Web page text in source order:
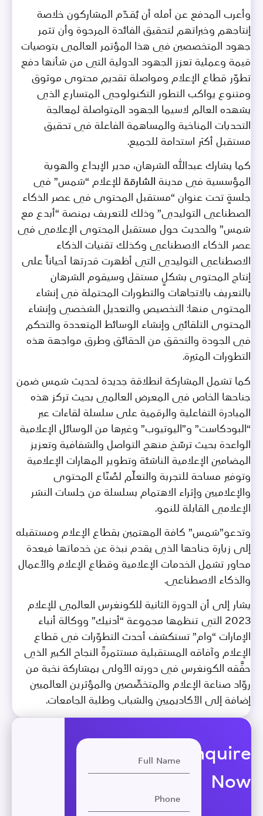
وأعرب المدفع عن أمله أن يُقـدّم المشاركون خلاصة
إنتاجهم وخبراتهم لتحقيق الفائدة المرجوة وأن تثمر
جهود المتخصصين في هذا المؤتمر العالمي بتوصيات
قيمة وعملية تعزز الجهود الدولية التي من شأنها دفع
تطوّر قطاع الإعلام ومواصلة تقديم محتوى موثوق
ومتنوع يواكب التطور التكنولوجي المتسارع الذي
يشهده العالم لاسيما الجهود المتواصلة لمعالجة
التحديات المناخية والمساهمة الفاعلة في تحقيق
مستقبل أكثر استدامة للجميع.
كما يشارك عبدالله الشرهان، مدير الإبداع والهوية
المؤسسية في مدينة الشارقة للإعلام “شمس” في
جلسةٍ تحت عنوان “مستقبل المحتوى في عصر الذكاء
الصطناعي التوليدي” وذلك للتعريف بمنصة “أبدع مع
شمس” والحديث حول مستقبل المحتوى الإعلامي في
عصر الذكاء الاصطناعي وكذلك تقنيات الذكاء
الاصطناعي التوليدي التي أظهرت قدرتها أحياناً على
إنتاج المحتوى بشكلٍ مستقل وسيقوم الشرهان
بالتعريف بالاتجاهات والتطورات المحتملة في إنشاء
المحتوى منها: التخصيص والتعديل الشخصي وإنشاء
المحتوى التلقائي وإنشاء الوسائط المتعددة والتحكم
في الجودة والتحقق من الحقائق وطرق مواجهة هذه
التطورات المثيرة.
كما تشمل المشاركة انطلاقة جديدة لحديث شمس ضمن
جناحها الخاص في المعرض العالمي بحيث تركز هذه
المبادرة التفاعلية والرقمية على سلسلة لقاءات عبر
“البودكاست” و”اليوتيوب” وغيرها من الوسائل الإعلامية
الواعدة بحيث ترسّخ منهج التواصل والشفافية وتعزيز
المضامين الإعلامية الناشئة وتطوير المهارات الإعلامية
وتوفير مساحة للتجربة والتعلّم لصُنّاع المحتوى
والإعلاميين وإثراء الاهتمام بسلسلة من جلسات النشر
الإعلامي القابلة للنمو.
وتدعو”شمس” كافة المهتمين بقطاع الإعلام ومستقبله
إلى زيارة جناحها الذي يقدم نبذة عن خدماتها فيعدة
محاور تشمل الخدمات الإعلامية وقطاع الإعلام والأعمال
والذكاء الاصطناعي.
يشار إلى أن الدورة الثانية للكونغرس العالمي للإعلام
2023 التي تنظمها مجموعة “أدنيك” ووكالة أنباء
الإمارات “وام” تستكشف أحدث التطوّرات في قطاع
الإعلام وآفاقه المستقبلية مستثمرةً النجاح الكبير الذي
حقَّقه الكونغرس في دورته الأولى بمشاركة نخبة من
روّاد صناعة الإعلام والمتخصِّصين والمؤثرين العالميين
إضافة إلى الأكاديميين والشباب وطلبة الجامعات.
Enquire
Now